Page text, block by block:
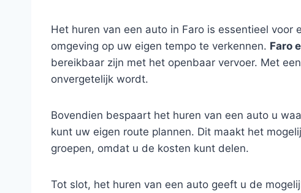
Het huren van een auto in Faro is essentieel
omgeving op uw eigen tempo te verkennen. Faro
bereikbaar zijn met het openbaar vervoer. Met
onvergetelijk wordt.
Bovendien bespaart het huren van een auto u
kunt uw eigen route plannen. Dit maakt het
groepen, omdat u de kosten kunt delen.
Tot slot, het huren van een auto geeft u de